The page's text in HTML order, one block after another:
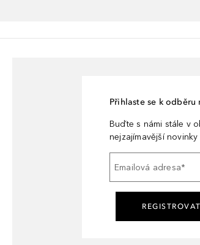
Přihlaste se k odběru
Buďte s námi stále v
nejzajímavější novinky
Emailová adresa*
REGISTROVAT